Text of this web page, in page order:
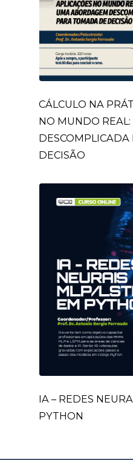
CÁLCULO NA
NO MUNDO
DECISÃO
IA – REDES
PYTHON